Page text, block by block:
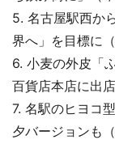
5. 名古屋駅西か
界へ」を目標に
6. 小麦の外皮「
百貨店本店に出
7. 名駅のヒヨコ
夕バージョンも（